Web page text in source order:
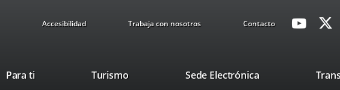
Accesibilidad Trabaja con nosotros Contacto
Enlace
Para ti TurismoEste
Sede ElectrónicaEnlace